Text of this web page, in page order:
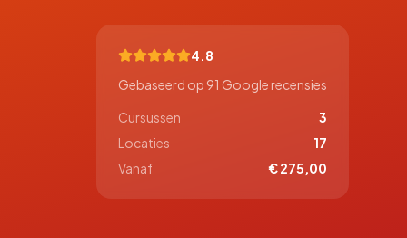
4.8
Gebaseerd op 91 Google recensies
Cursussen
3
Locaties
17
Vanaf
€ 275,00